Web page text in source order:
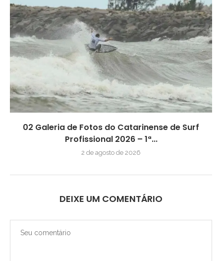
02 Galeria de Fotos do Catarinense de Surf
Profissional 2026 – 1ª...
2 de agosto de 2026
DEIXE UM COMENTÁRIO